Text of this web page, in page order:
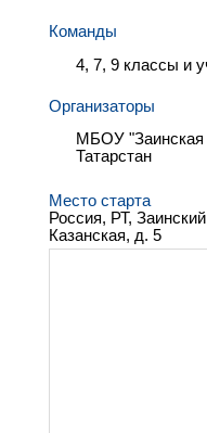
Команды
4, 7, 9 классы и
Организаторы
МБОУ "Заинская
Татарстан
Место старта
Россия, РТ,
Казанская, д. 5